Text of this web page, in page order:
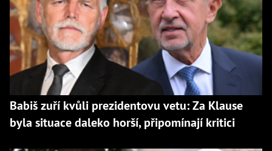
Babiš zuří kvůli prezidentovu vetu: Za Klause
byla situace daleko horší, připomínají kritici